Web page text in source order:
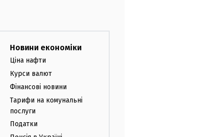
Новини економіки
Ціна нафти
Курси валют
Фінансові новини
Тарифи на комунальні
послуги
Податки